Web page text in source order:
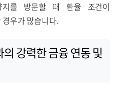
지를 방문할 때 환율 조건이
우가 많습니다.
강력한 금융 연동 및